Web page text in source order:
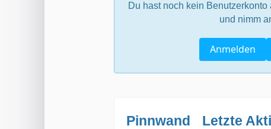
Du hast noch kein Benutzerkonto
und nimm
Anmelden
Pinnwand Letzte